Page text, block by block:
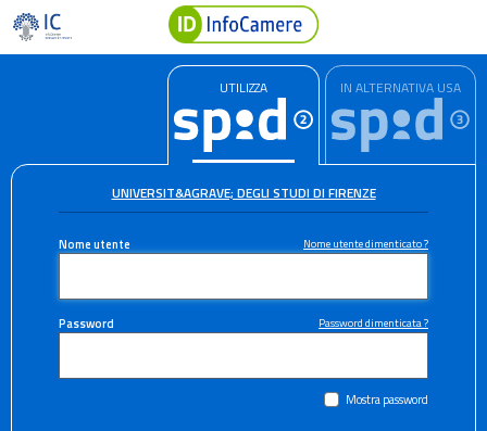
UTILIZZA IN ALTERNATIVA USA
UNIVERSIT&AGRAVE; DEGLI STUDI DI FIRENZE
Nome utente Nome utente dimenticato ?
Password Password dimenticata ?
Mostra password